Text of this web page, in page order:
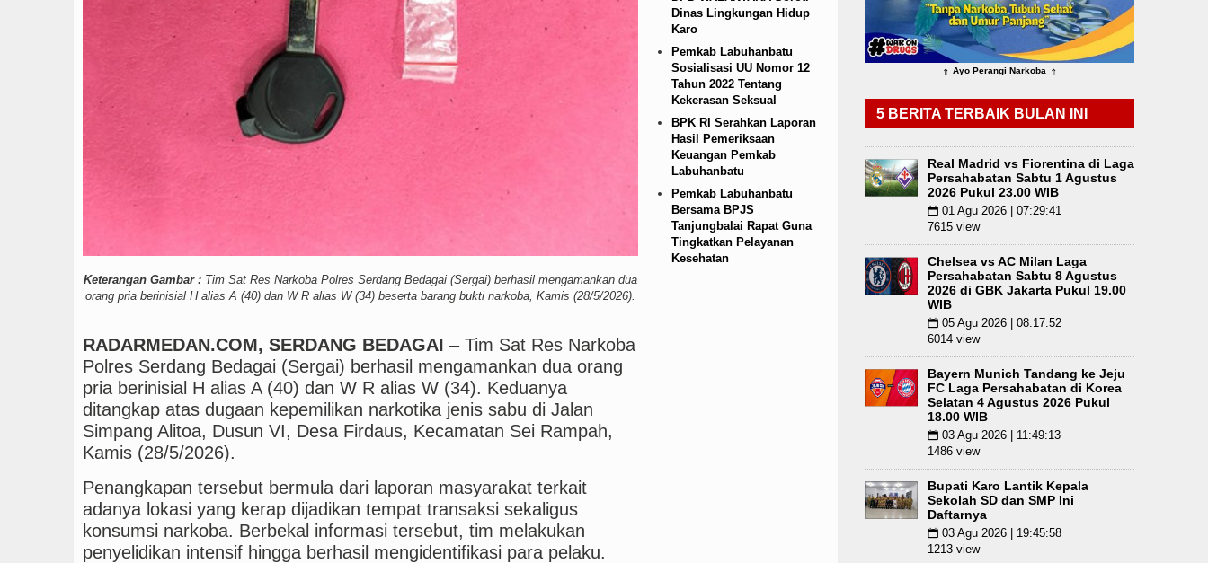
Bayern Munich Menang Tipis Atas Aston Villa Laga Persahabatan di Hong Kong Masyarakat Desak APH Bongkar
Dugaan Penyimpangan Dana BOS TA 2025, Jurnalis Surati SMPN 1 Batang Angkola
Keterangan Gambar : Tim Sat Res Narkoba Polres Serdang Bedagai (Sergai) berhasil mengamankan dua
orang pria berinisial H alias A (40) dan W R alias W (34) beserta barang bukti narkoba, Kamis (28/5/2026).
RADARMEDAN.COM, SERDANG BEDAGAI – Tim Sat Res Narkoba
Polres Serdang Bedagai (Sergai) berhasil mengamankan dua orang
pria berinisial H alias A (40) dan W R alias W (34). Keduanya
ditangkap atas dugaan kepemilikan narkotika jenis sabu di Jalan
Simpang Alitoa, Dusun VI, Desa Firdaus, Kecamatan Sei Rampah,
Kamis (28/5/2026).
Penangkapan tersebut bermula dari laporan masyarakat terkait
adanya lokasi yang kerap dijadikan tempat transaksi sekaligus
konsumsi narkoba. Berbekal informasi tersebut, tim melakukan
penyelidikan intensif hingga berhasil mengidentifikasi para pelaku.
Dinas Lingkungan Hidup
Karo
Pemkab Labuhanbatu
Sosialisasi UU Nomor 12
Tahun 2022 Tentang
Kekerasan Seksual
BPK RI Serahkan Laporan
Hasil Pemeriksaan
Keuangan Pemkab
Labuhanbatu
Pemkab Labuhanbatu
Bersama BPJS
Tanjungbalai Rapat Guna
Tingkatkan Pelayanan
Kesehatan
⇑ Ayo Perangi Narkoba ⇑
5 BERITA TERBAIK BULAN INI
Real Madrid vs Fiorentina di Laga
Persahabatan Sabtu 1 Agustus
2026 Pukul 23.00 WIB
📅 01 Agu 2026 | 07:29:41
7615 view
Chelsea vs AC Milan Laga
Persahabatan Sabtu 8 Agustus
2026 di GBK Jakarta Pukul 19.00
WIB
📅 05 Agu 2026 | 08:17:52
6014 view
Bayern Munich Tandang ke Jeju
FC Laga Persahabatan di Korea
Selatan 4 Agustus 2026 Pukul
18.00 WIB
📅 03 Agu 2026 | 11:49:13
1486 view
Bupati Karo Lantik Kepala
Sekolah SD dan SMP Ini
Daftarnya
📅 03 Agu 2026 | 19:45:58
1213 view